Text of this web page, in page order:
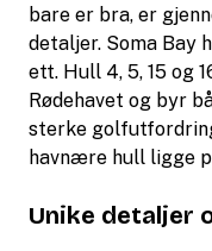
bare er bra, er
detaljer. Soma Bay
ett. Hull 4, 5, 15 og
Rødehavet og byr
sterke
havnære hull ligge
Unike detaljer